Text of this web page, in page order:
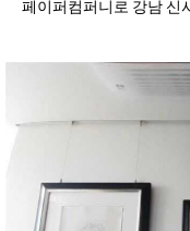
페이퍼컴퍼니로 강남 신